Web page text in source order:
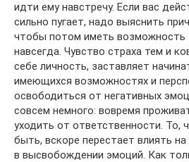
идти ему навстречу. Если вас
сильно пугает, надо выяснить
чтобы потом иметь возможность
навсегда. Чувство страха тем и
себе личность, заставляет
имеющихся возможностях и
освободиться от негативных
совсем немного: вовремя
уходить от ответственности. То,
быть, вскоре перестает влиять
в высвобождении эмоций. Как